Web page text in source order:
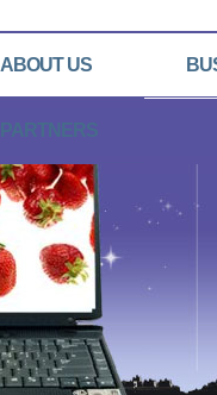
ABOUT US
PARTNERS